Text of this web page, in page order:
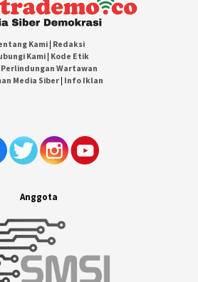
Kami| Redaksi
Kami| Kode Etik
Perlindungan Wartawan
Media Siber | Info Iklan
Anggota